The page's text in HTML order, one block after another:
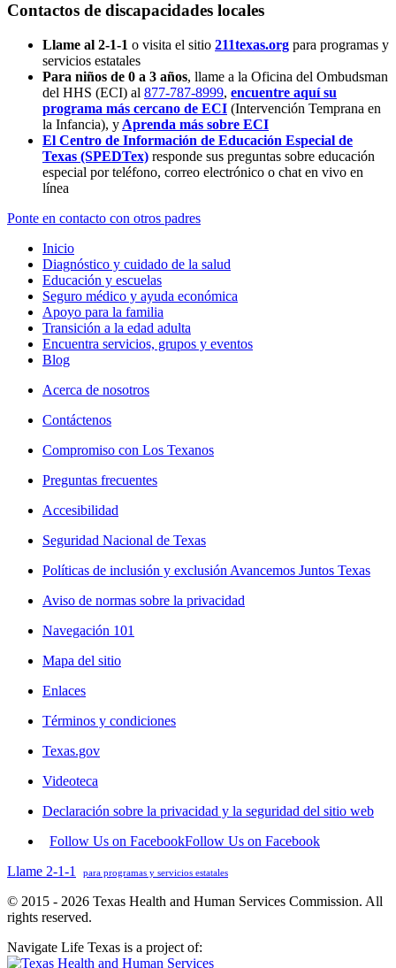
Contactos de discapacidades locales
Llame al 2-1-1 o visita el sitio 211texas.org para programas y
servicios estatales
Para niños de 0 a 3 años, llame a la Oficina del Ombudsman
del HHS (ECI) al 877-787-8999, encuentre aquí su
programa más cercano de ECI (Intervención Temprana en
la Infancia), y Aprenda más sobre ECI
El Centro de Información de Educación Especial de
Texas (SPEDTex) responde sus preguntas sobre educación
especial por teléfono, correo electrónico o chat en vivo en
línea
Ponte en contacto con otros padres
Inicio
Diagnóstico y cuidado de la salud
Educación y escuelas
Seguro médico y ayuda económica
Apoyo para la familia
Transición a la edad adulta
Encuentra servicios, grupos y eventos
Blog
Acerca de nosotros
Contáctenos
Compromiso con Los Texanos
Preguntas frecuentes
Accesibilidad
Seguridad Nacional de Texas
Políticas de inclusión y exclusión Avancemos Juntos Texas
Aviso de normas sobre la privacidad
Navegación 101
Mapa del sitio
Enlaces
Términos y condiciones
Texas.gov
Videoteca
Declaración sobre la privacidad y la seguridad del sitio web
Follow Us on FacebookFollow Us on Facebook
Llame 2-1-1
para programas y servicios estatales
© 2015 - 2026 Texas Health and Human Services Commission. All
rights reserved.
Navigate Life Texas is a project of: